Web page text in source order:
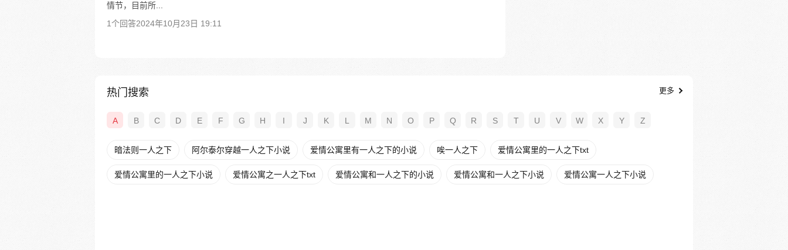
情节，目前所...
1个回答2024年10月23日 19:11
热门搜索 更多
A B C D E F G H I J K L M N O P Q R S T U V W X Y Z
暗法则一人之下 阿尔泰尔穿越一人之下小说 爱情公寓里有一人之下的小说 唉一人之下 爱情公寓里的一人之下txt
爱情公寓里的一人之下小说 爱情公寓之一人之下txt 爱情公寓和一人之下的小说 爱情公寓和一人之下小说 爱情公寓一人之下小说